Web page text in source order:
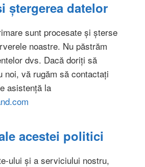
ștergerea datelor
sunt procesate și șterse
noastre. Nu păstrăm
dvs. Dacă doriți să
noi, vă rugăm să contactați
asistență la
acestei politici
ului și a serviciului nostru,